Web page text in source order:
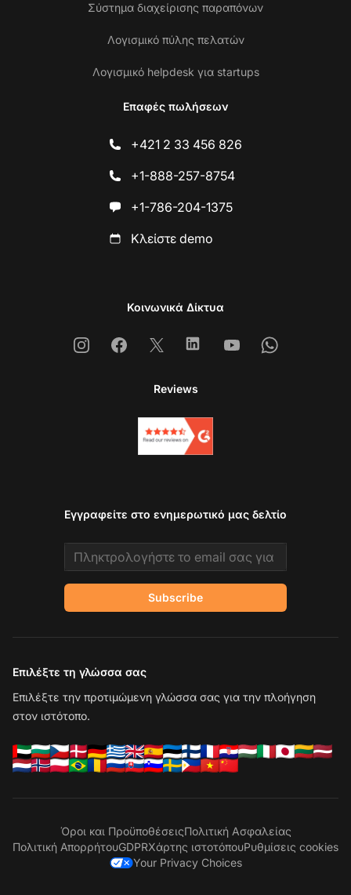
Σύστημα διαχείρισης παραπόνων
Λογισμικό πύλης πελατών
Λογισμικό helpdesk για startups
Επαφές πωλήσεων
+421 2 33 456 826
+1-888-257-8754
+1-786-204-1375
Κλείστε demo
Κοινωνικά Δίκτυα
InstagramFacebook
X LinkedinYoutubeWhatsapp
Reviews
Εγγραφείτε στο ενημερωτικό μας δελτίο
Email address
Subscribe
Επιλέξτε τη γλώσσα σας
Επιλέξτε την προτιμώμενη γλώσσα σας για την πλοήγηση
στον ιστότοπο.
Όροι και ΠροϋποθέσειςΠολιτική Ασφαλείας
Πολιτική ΑπορρήτουGDPRΧάρτης ιστοτόπουΡυθμίσεις cookies
Your Privacy Choices